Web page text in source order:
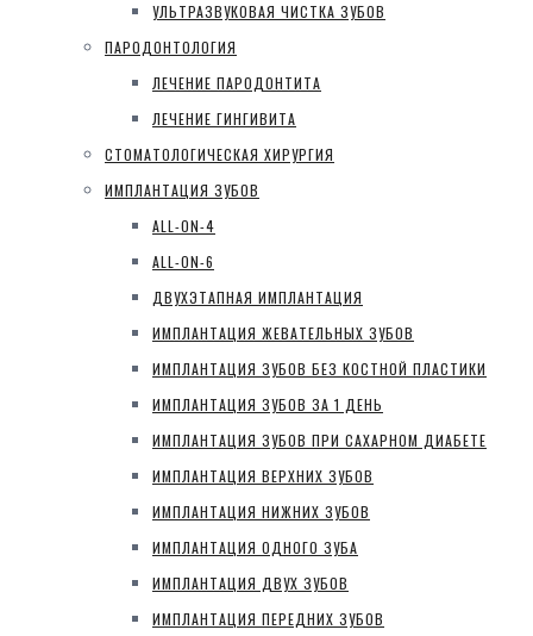
УЛЬТРАЗВУКОВАЯ ЧИСТКА ЗУБОВ
ПАРОДОНТОЛОГИЯ
ЛЕЧЕНИЕ ПАРОДОНТИТА
ЛЕЧЕНИЕ ГИНГИВИТА
СТОМАТОЛОГИЧЕСКАЯ ХИРУРГИЯ
ИМПЛАНТАЦИЯ ЗУБОВ
ALL-ON-4
ALL-ON-6
ДВУХЭТАПНАЯ ИМПЛАНТАЦИЯ
ИМПЛАНТАЦИЯ ЖЕВАТЕЛЬНЫХ ЗУБОВ
ИМПЛАНТАЦИЯ ЗУБОВ БЕЗ КОСТНОЙ ПЛАСТИКИ
ИМПЛАНТАЦИЯ ЗУБОВ ЗА 1 ДЕНЬ
ИМПЛАНТАЦИЯ ЗУБОВ ПРИ САХАРНОМ ДИАБЕТЕ
ИМПЛАНТАЦИЯ ВЕРХНИХ ЗУБОВ
ИМПЛАНТАЦИЯ НИЖНИХ ЗУБОВ
ИМПЛАНТАЦИЯ ОДНОГО ЗУБА
ИМПЛАНТАЦИЯ ДВУХ ЗУБОВ
ИМПЛАНТАЦИЯ ПЕРЕДНИХ ЗУБОВ